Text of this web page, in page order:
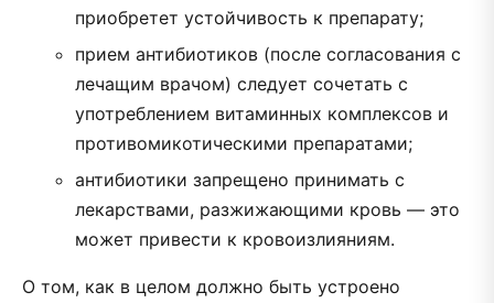
приобретет устойчивость к препарату;
прием антибиотиков (после согласования с
лечащим врачом) следует сочетать с
употреблением витаминных комплексов и
противомикотическими препаратами;
антибиотики запрещено принимать с
лекарствами, разжижающими кровь — это
может привести к кровоизлияниям.
О том, как в целом должно быть устроено